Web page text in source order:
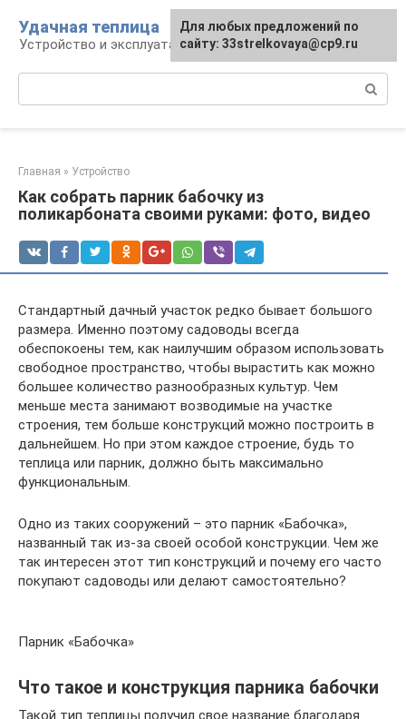
контенту
Удачная теплица
Устройство и эксплуатация теплиц
Главная » Устройство
Как собрать парник бабочку из
поликарбоната своими руками: фото, видео
Стандартный дачный участок редко бывает большого
размера. Именно поэтому садоводы всегда
обеспокоены тем, как наилучшим образом использовать
свободное пространство, чтобы вырастить как можно
большее количество разнообразных культур. Чем
меньше места занимают возводимые на участке
строения, тем больше конструкций можно построить в
дальнейшем. Но при этом каждое строение, будь то
теплица или парник, должно быть максимально
функциональным.
Одно из таких сооружений – это парник «Бабочка»,
названный так из-за своей особой конструкции. Чем же
так интересен этот тип конструкций и почему его часто
покупают садоводы или делают самостоятельно?
Парник «Бабочка»
Что такое и конструкция парника бабочки
Такой тип теплицы получил свое название благодаря
Для любых предложений по
сайту: 33strelkovaya@cp9.ru